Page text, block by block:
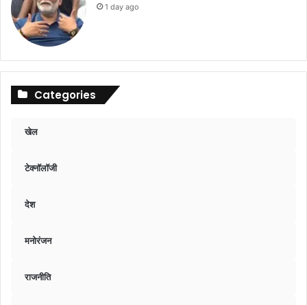
1 day ago
Categories
खेल
टेक्नॉलॉजी
देश
मनोरंजन
राजनीति